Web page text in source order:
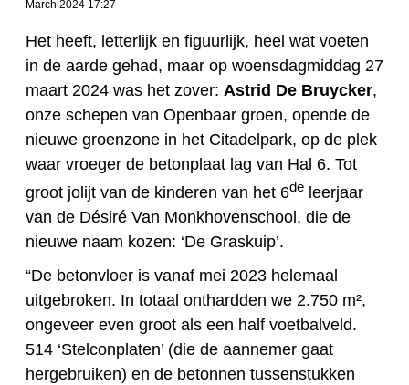
March 2024 17:27
Het heeft, letterlijk en figuurlijk, heel wat voeten
in de aarde gehad, maar op woensdagmiddag 27
maart 2024 was het zover: Astrid De Bruycker,
onze schepen van Openbaar groen, opende de
nieuwe groenzone in het Citadelpark, op de plek
waar vroeger de betonplaat lag van Hal 6. Tot
groot jolijt van de kinderen van het 6de leerjaar
van de Désiré Van Monkhovenschool, die de
nieuwe naam kozen: ‘De Graskuip’.
“De betonvloer is vanaf mei 2023 helemaal
uitgebroken. In totaal onthardden we 2.750 m²,
ongeveer even groot als een half voetbalveld.
514 ‘Stelconplaten’ (die de aannemer gaat
hergebruiken) en de betonnen tussenstukken